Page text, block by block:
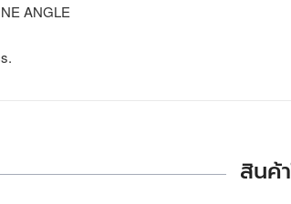
ANGLE
สินค้